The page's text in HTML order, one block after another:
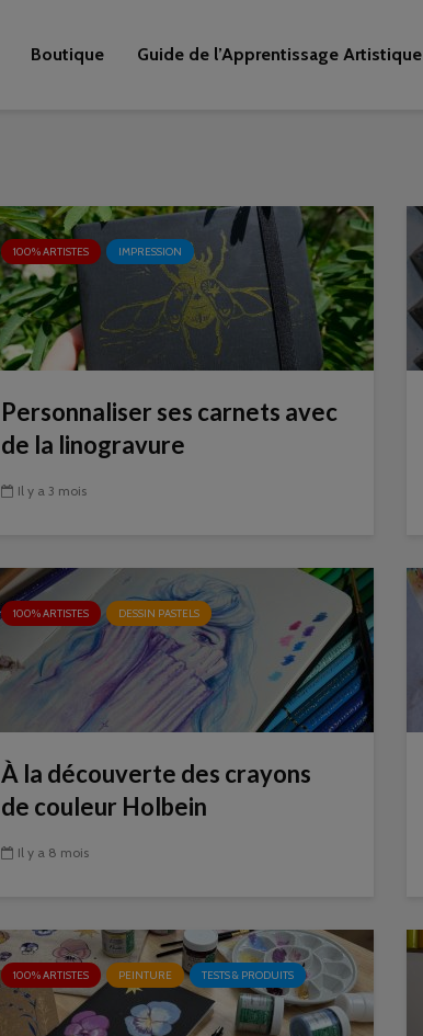
Boutique Guide de l’Apprentissage Artistique
100% ARTISTES IMPRESSION
Personnaliser ses carnets avec
de la linogravure
Il y a 3 mois
100% ARTISTES DESSIN PASTELS
À la découverte des crayons
de couleur Holbein
Il y a 8 mois
100% ARTISTES PEINTURE TESTS & PRODUITS